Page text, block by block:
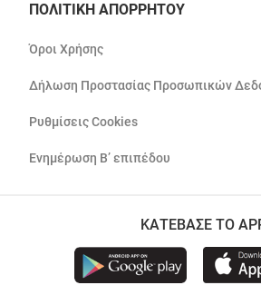
ΠΟΛΙΤΙΚΗ ΑΠΟΡΡΗΤΟΥ
Όροι Χρήσης
Δήλωση Προστασίας Προσωπικών
Ρυθμίσεις Cookies
Ενημέρωση Β’ επιπέδου
ΚΑΤΕΒΑΣΕ ΤΟ